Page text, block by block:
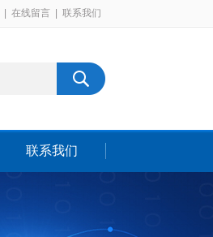
在线留言 联系我们
联系我们